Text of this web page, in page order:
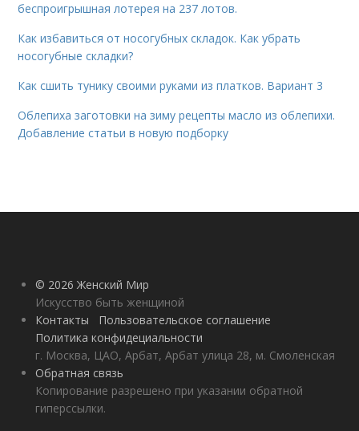
беспроигрышная лотерея на 237 лотов.
Как избавиться от носогубных складок. Как убрать
носогубные складки?
Как сшить тунику своими руками из платков. Вариант 3
Облепиха заготовки на зиму рецепты масло из облепихи.
Добавление статьи в новую подборку
© 2026 Женский Мир
Искусство быть женщиной
Контакты
Пользовательское соглашение
Политика конфидециальности
г. Москва, ЦАО, Арбат, Арбат улица 28, м. Смоленская
Обратная связь
Копирование разрешено при указании обратной
гиперссылки.